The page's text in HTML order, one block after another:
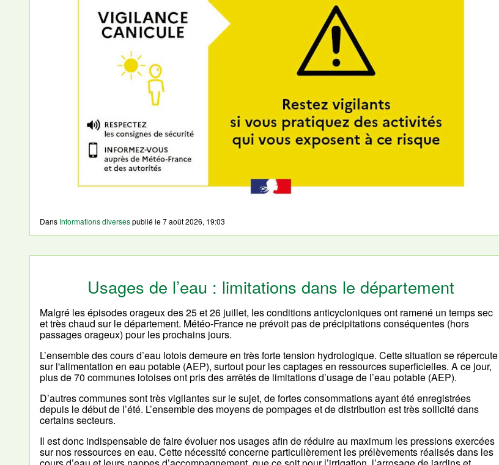
Dans Informations diversespublié le7 août 2026, 19:03
Usages de l’eau : limitations dans le département
Malgré les épisodes orageux des 25 et 26 juillet, les conditions anticycloniques ont ramené un temps sec
et très chaud sur le département. Météo-France ne prévoit pas de précipitations conséquentes (hors
passages orageux) pour les prochains jours.
L’ensemble des cours d’eau lotois demeure en très forte tension hydrologique. Cette situation se répercute
sur l'alimentation en eau potable (AEP), surtout pour les captages en ressources superficielles. A ce jour,
plus de 70 communes lotoises ont pris des arrêtés de limitations d’usage de l’eau potable (AEP).
D’autres communes sont très vigilantes sur le sujet, de fortes consommations ayant été enregistrées
depuis le début de l’été. L’ensemble des moyens de pompages et de distribution est très sollicité dans
certains secteurs.
Il est donc indispensable de faire évoluer nos usages afin de réduire au maximum les pressions exercées
sur nos ressources en eau. Cette nécessité concerne particulièrement les prélèvements réalisés dans les